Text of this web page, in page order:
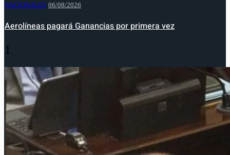
NACIONALES 06/08/2026
Aerolíneas pagará Ganancias por primera vez
1